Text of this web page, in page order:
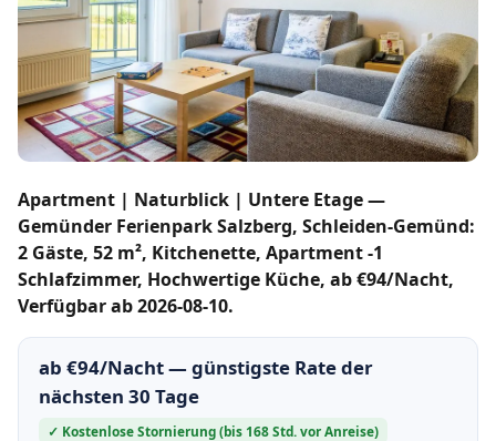
Apartment | Naturblick | Untere Etage —
Gemünder Ferienpark Salzberg, Schleiden-Gemünd:
2 Gäste, 52 m², Kitchenette, Apartment -1
Schlafzimmer, Hochwertige Küche, ab €94/Nacht,
Verfügbar ab 2026-08-10.
ab €94/Nacht — günstigste Rate der
nächsten 30 Tage
✓ Kostenlose Stornierung (bis 168 Std. vor Anreise)